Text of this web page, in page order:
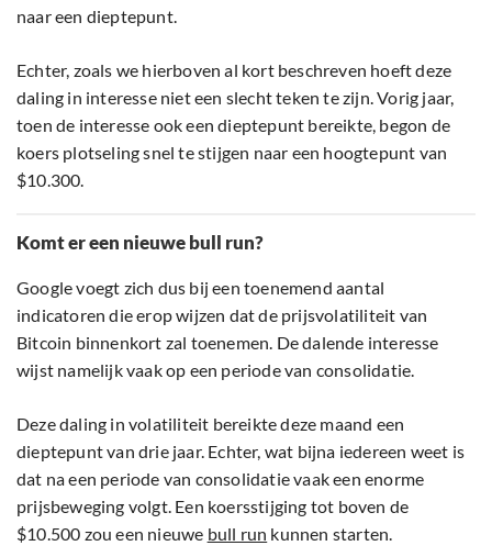
naar een dieptepunt.
Echter, zoals we hierboven al kort beschreven hoeft deze
daling in interesse niet een slecht teken te zijn. Vorig jaar,
toen de interesse ook een dieptepunt bereikte, begon de
koers plotseling snel te stijgen naar een hoogtepunt van
$10.300.
Komt er een nieuwe bull run?
Google voegt zich dus bij een toenemend aantal
indicatoren die erop wijzen dat de prijsvolatiliteit van
Bitcoin binnenkort zal toenemen. De dalende interesse
wijst namelijk vaak op een periode van consolidatie.
Deze daling in volatiliteit bereikte deze maand een
dieptepunt van drie jaar. Echter, wat bijna iedereen weet is
dat na een periode van consolidatie vaak een enorme
prijsbeweging volgt. Een koersstijging tot boven de
$10.500 zou een nieuwe bull run kunnen starten.